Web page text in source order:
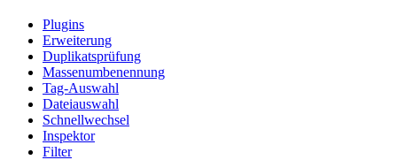
Plugins
Erweiterung
Duplikatsprüfung
Massenumbenennung
Tag-Auswahl
Dateiauswahl
Schnellwechsel
Inspektor
Filter